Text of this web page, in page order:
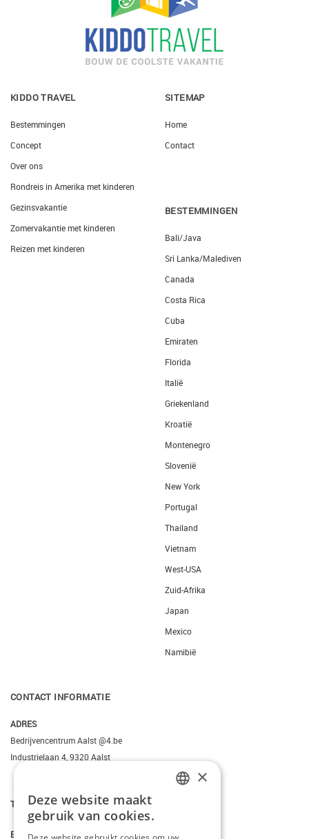
KIDDO TRAVEL
Bestemmingen
Concept
Over ons
Rondreis in Amerika met kinderen
Gezinsvakantie
Zomervakantie met kinderen
Reizen met kinderen
SITEMAP
Home
Contact
BESTEMMINGEN
Bali/Java
Sri Lanka/Malediven
Canada
Costa Rica
Cuba
Emiraten
Florida
Italië
Griekenland
Kroatië
Montenegro
Slovenië
New York
Portugal
Thailand
Vietnam
West-USA
Zuid-Afrika
Japan
Mexico
Namibië
CONTACT INFORMATIE
ADRES
Bedrijvencentrum Aalst @4.be
Industrielaan 4, 9320 Aalst
T. +3223095206
E. info@kiddotravel.be
×
Deze website maakt
gebruik van cookies.